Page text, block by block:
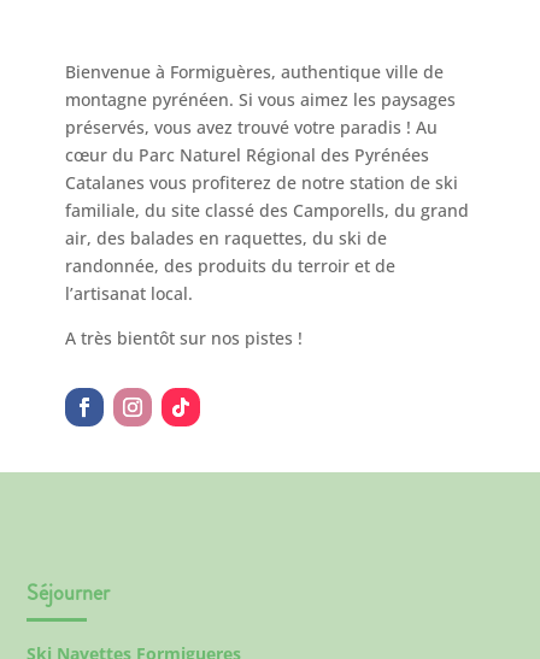
Bienvenue à Formiguères, authentique ville de
montagne pyrénéen. Si vous aimez les paysages
préservés, vous avez trouvé votre paradis ! Au
cœur du Parc Naturel Régional des Pyrénées
Catalanes vous profiterez de notre station de ski
familiale, du site classé des Camporells, du grand
air, des balades en raquettes, du ski de
randonnée, des produits du terroir et de
l’artisanat local.
A très bientôt sur nos pistes !
Séjourner
Ski Navettes Formigueres